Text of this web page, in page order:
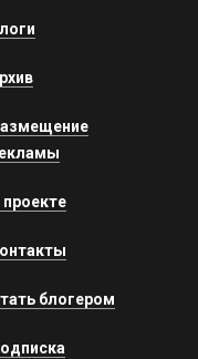
проекте
блогером